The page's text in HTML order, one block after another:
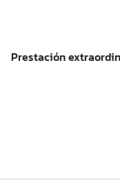
Prestación